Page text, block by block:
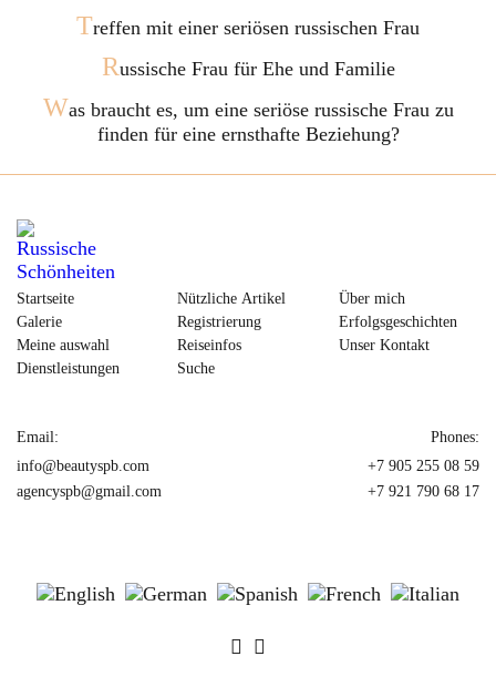
Treffen mit einer seriösen russischen Frau
Russische Frau für Ehe und Familie
Was braucht es, um eine seriöse russische Frau zu
finden für eine ernsthafte Beziehung?
Startseite
Galerie
Meine auswahl
Dienstleistungen
Nützliche Artikel
Registrierung
Reiseinfos
Suche
Über mich
Erfolgsgeschichten
Unser Kontakt
Email:
info@beautyspb.com
agencyspb@gmail.com
Phones:
+7 905 255 08 59
+7 921 790 68 17